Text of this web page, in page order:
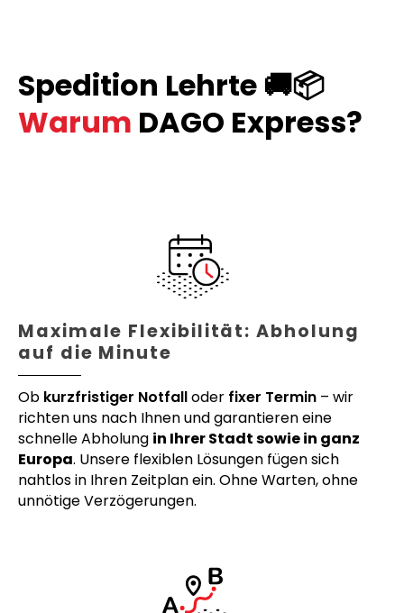
Spedition Lehrte 🚚📦
Warum DAGO Express?
Maximale Flexibilität: Abholung
auf die Minute
Ob kurzfristiger Notfalloder fixer Termin – wir
richten uns nach Ihnen und garantieren eine
schnelle Abholung in Ihrer Stadt sowie in ganz
Europa. Unsere flexiblen Lösungen fügen sich
nahtlos in Ihren Zeitplan ein. Ohne Warten, ohne
unnötige Verzögerungen.